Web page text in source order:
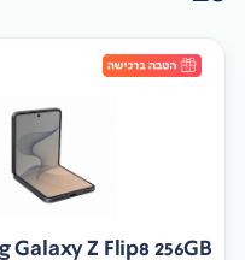
Galaxy Z Flip8 256GB